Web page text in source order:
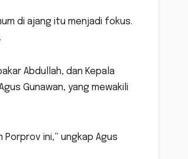
di ajang itu menjadi fokus.
Abdullah, dan Kepala
Gunawan, yang mewakili
Porprov ini,” ungkap Agus